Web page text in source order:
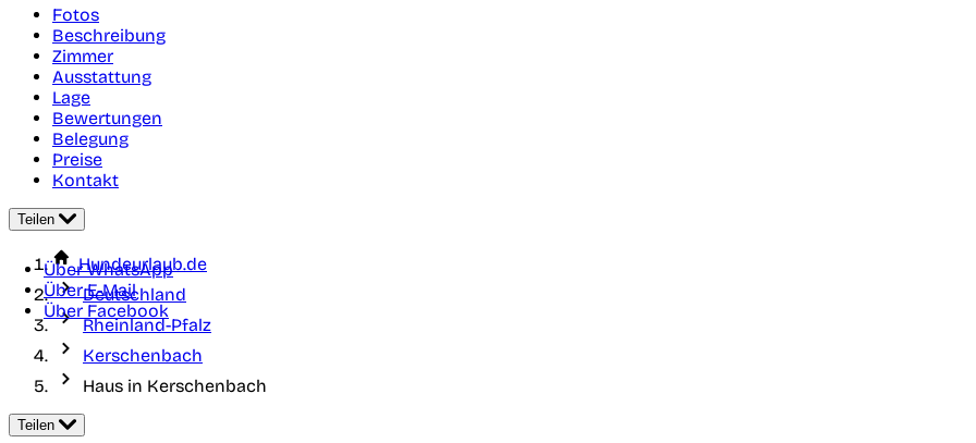
Fotos
Beschreibung
Zimmer
Ausstattung
Lage
Bewertungen
Belegung
Preise
Kontakt
Teilen
Über WhatsApp
Über E-Mail
Über Facebook
Hundeurlaub.de
Deutschland
Rheinland-Pfalz
Kerschenbach
Haus in Kerschenbach
Teilen